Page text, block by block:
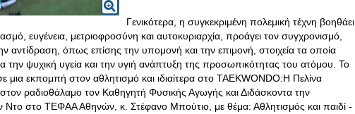
Γενικότερα, η συγκεκριμένη πολεμική τέχνη βοηθάει
ευγένεια, μετριοφροσύνη και αυτοκυριαρχία, προάγει τον συγχρονισμό,
αντίδραση, όπως επίσης την υπομονή και την επιμονή, στοιχεία τα οποία
την ψυχική υγεία και την υγιή ανάπτυξη της προσωπικότητας του ατόμου. Το
εκπομπή στον αθλητισμό και ιδιαίτερα στο TAEKWONDO:Η Πελίνα
ραδιοθάλαμο τον Καθηγητή Φυσικής Αγωγής και Διδάσκοντα την
Ντο στο ΤΕΦΑΑ Αθηνών, κ. Στέφανο Μπούτιο, με θέμα: Αθλητισμός και παιδί -